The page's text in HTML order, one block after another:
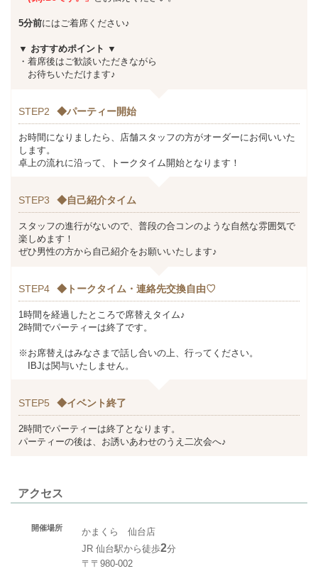
5分前にはご着席ください♪
▼ おすすめポイント ▼
・着席後はご歓談いただきながら
お待ちいただけます♪
STEP2 ◆パーティー開始
お時間になりましたら、店舗スタッフの方がオーダーにお伺いいた
します。
卓上の流れに沿って、トークタイム開始となります！
STEP3 ◆自己紹介タイム
スタッフの進行がないので、普段の合コンのような自然な雰囲気で
楽しめます！
ぜひ男性の方から自己紹介をお願いいたします♪
STEP4 ◆トークタイム・連絡先交換自由♡
1時間を経過したところで席替えタイム♪
2時間でパーティーは終了です。
※お席替えはみなさまで話し合いの上、行ってください。
IBJは関与いたしません。
STEP5 ◆イベント終了
2時間でパーティーは終了となります。
パーティーの後は、お誘いあわせのうえ二次会へ♪
アクセス
開催場所
かまくら 仙台店
JR 仙台駅から徒歩2分
〒〒980-002